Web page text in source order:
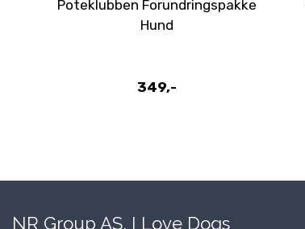
Poteklubben Forundringspakke
Hund
349,-
NR Group AS, I Love Dogs